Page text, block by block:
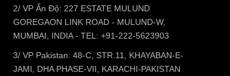
2/ VP Ấn Độ: 227 ESTATE MULUND
GOREGAON LINK ROAD - MULUND-W,
MUMBAI, INDIA - TEL: +91-222-5623903
3/ VP Pakistan: 48-C, STR.11, KHAYABAN-E-
JAMI, DHA PHASE-VII, KARACHI-PAKISTAN